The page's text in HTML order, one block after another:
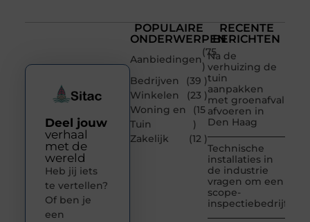
POPULAIRE
ONDERWERPEN
Aanbiedingen
(75
)
Bedrijven
(39 )
Winkelen
(23 )
Woning en
Tuin
(15
)
Zakelijk
(12 )
RECENTE
BERICHTEN
Na de
verhuizing de
tuin
aanpakken
met groenafval
afvoeren in
Den Haag
Technische
installaties in
de industrie
vragen om een
scope-
inspectiebedrijf
Deel jouw
verhaal
met de
wereld
Heb jij iets
te vertellen?
Of ben je
een